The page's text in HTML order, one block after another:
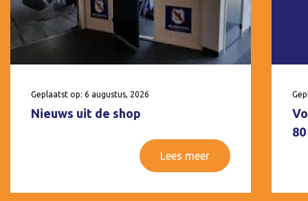
Geplaatst op: 6 augustus, 2026
Nieuws uit de shop
Lees meer